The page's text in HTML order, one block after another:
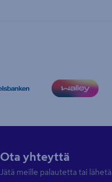
Ota yhteyttä
Jätä meille palautetta tai lähetä